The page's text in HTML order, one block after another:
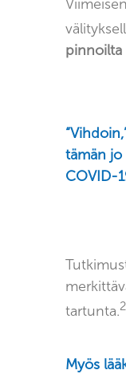
tämän jo
COVID-
tartunta.
Myös